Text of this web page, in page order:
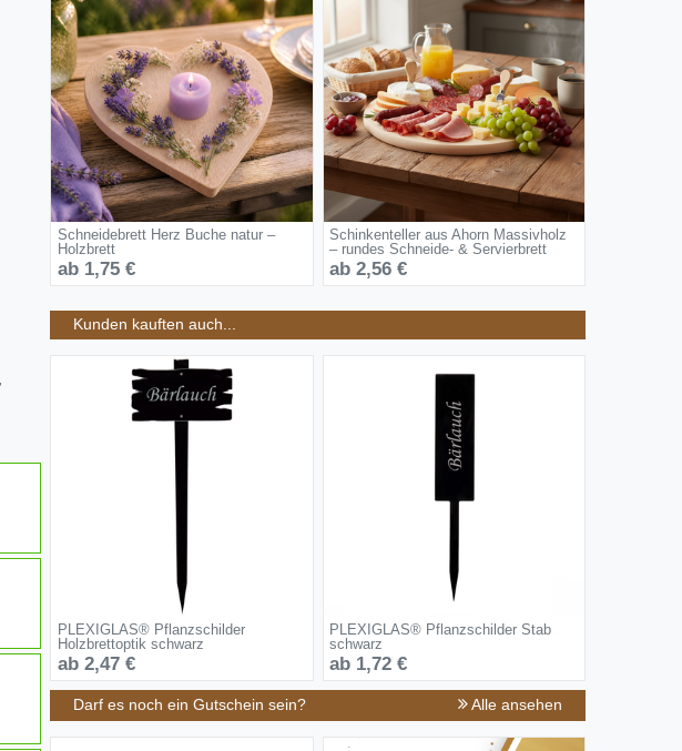
Schneidebrett Herz Buche natur –
Holzbrett
ab 1,75 €
Schinkenteller aus Ahorn Massivholz
– rundes Schneide- & Servierbrett
ab 2,56 €
Kunden kauften auch...
PLEXIGLAS® Pflanzschilder
Holzbrettoptik schwarz
ab 2,47 €
PLEXIGLAS® Pflanzschilder Stab
schwarz
ab 1,72 €
Darf es noch ein Gutschein sein? Alle ansehen